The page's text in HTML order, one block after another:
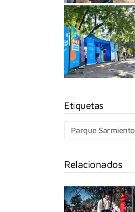
Parque Sarmiento
Relacionados